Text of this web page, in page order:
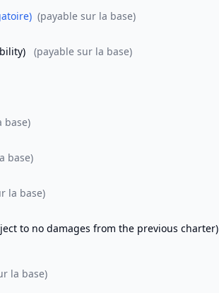
(payable sur la base)
(payable sur la base)
base)
base)
la base)
to no damages from the previous charter)
la base)